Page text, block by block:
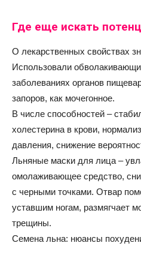
Где еще искать
О лекарственных свойствах
Использовали
заболеваниях органов
запоров, как мочегонное.
В числе способностей –
холестерина в крови,
давления, снижение
Льняные маски для лица –
омолаживающее средство,
с черными точками. Отвар
уставшим ногам, размягчает
трещины.
Семена льна: нюансы